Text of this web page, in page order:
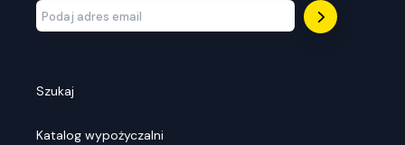
Szukaj
Katalog wypożyczalni